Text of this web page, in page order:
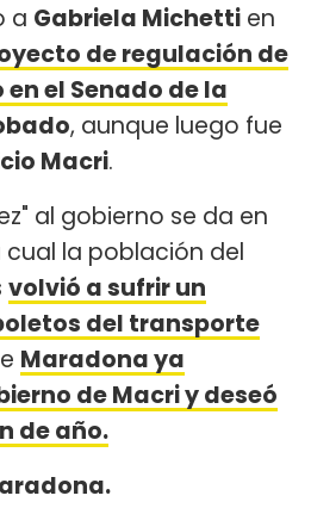
a Gabriela Michetti en
de regulación de
el Senado de la
, aunque luego fue
Macri.
al gobierno se da en
la población del
volvió a sufrir un
del transporte
Maradona ya
de Macri y deseó
de año.